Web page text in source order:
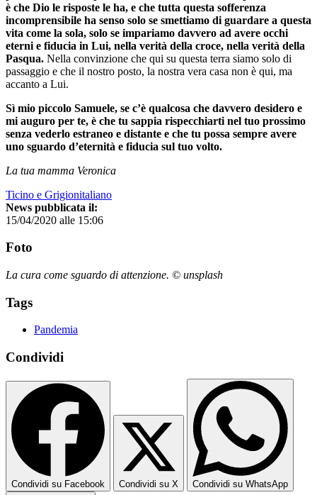
è che Dio le risposte le ha, e che tutta questa sofferenza
incomprensibile ha senso solo se smettiamo di guardare a questa
vita come la sola, solo se impariamo davvero ad avere occhi
eterni e fiducia in Lui, nella verità della croce, nella verità della
Pasqua. Nella convinzione che qui su questa terra siamo solo di
passaggio e che il nostro posto, la nostra vera casa non è qui, ma
accanto a Lui.
Sì mio piccolo Samuele, se c’è qualcosa che davvero desidero e
mi auguro per te, è che tu sappia rispecchiarti nel tuo prossimo
senza vederlo estraneo e distante e che tu possa sempre avere
uno sguardo d’eternità e fiducia sul tuo volto.
La tua mamma Veronica
Ticino e Grigionitaliano
News pubblicata il:
15/04/2020 alle 15:06
Foto
La cura come sguardo di attenzione. © unsplash
Tags
Pandemia
Condividi
Condividi su Facebook Condividi su X Condividi su WhatsApp